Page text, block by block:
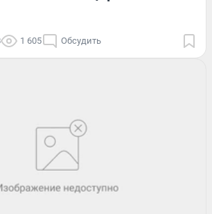
1 605 Обсудить